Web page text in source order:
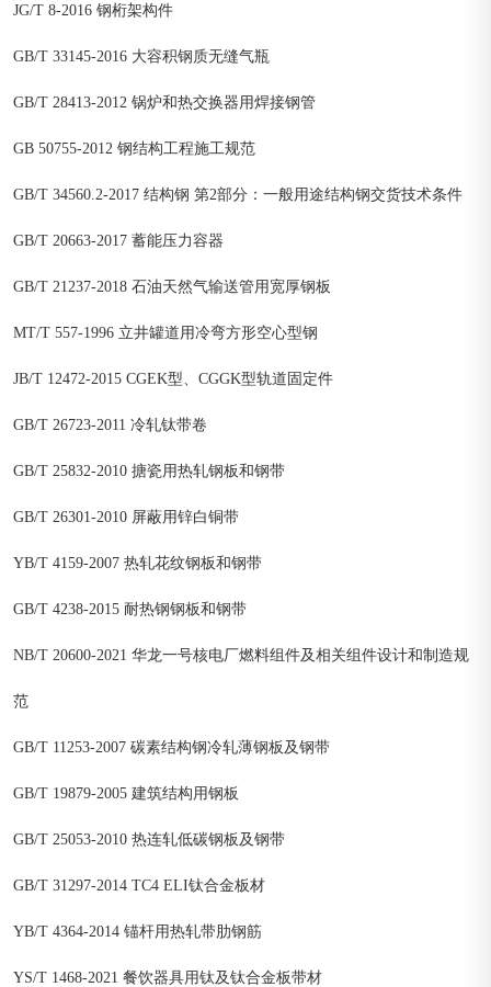
JG/T 8-2016 钢桁架构件
GB/T 33145-2016 大容积钢质无缝气瓶
GB/T 28413-2012 锅炉和热交换器用焊接钢管
GB 50755-2012 钢结构工程施工规范
GB/T 34560.2-2017 结构钢 第2部分：一般用途结构钢交货技术条件
GB/T 20663-2017 蓄能压力容器
GB/T 21237-2018 石油天然气输送管用宽厚钢板
MT/T 557-1996 立井罐道用冷弯方形空心型钢
JB/T 12472-2015 CGEK型、CGGK型轨道固定件
GB/T 26723-2011 冷轧钛带卷
GB/T 25832-2010 搪瓷用热轧钢板和钢带
GB/T 26301-2010 屏蔽用锌白铜带
YB/T 4159-2007 热轧花纹钢板和钢带
GB/T 4238-2015 耐热钢钢板和钢带
NB/T 20600-2021 华龙一号核电厂燃料组件及相关组件设计和制造规
范
GB/T 11253-2007 碳素结构钢冷轧薄钢板及钢带
GB/T 19879-2005 建筑结构用钢板
GB/T 25053-2010 热连轧低碳钢板及钢带
GB/T 31297-2014 TC4 ELI钛合金板材
YB/T 4364-2014 锚杆用热轧带肋钢筋
YS/T 1468-2021 餐饮器具用钛及钛合金板带材